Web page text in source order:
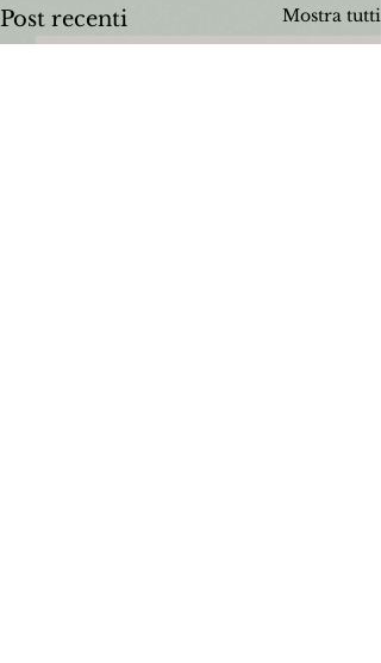
Post recenti Mostra tutti